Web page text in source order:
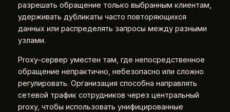
разрешать обращение только выбранным клиентам,
удерживать дубликаты часто повторяющихся
данных или распределять запросы между разными
узлами.
Proxy-сервер уместен там, где непосредственное
обращение непрактично, небезопасно или сложно
регулировать. Организация способна направлять
сетевой трафик сотрудников через центральный
proxy, чтобы использовать унифицированные